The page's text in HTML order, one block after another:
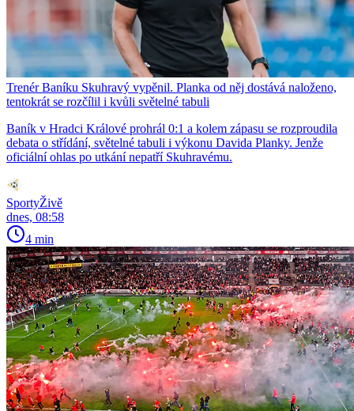
Trenér Baníku Skuhravý vypěnil. Planka od něj dostává naloženo,
tentokrát se rozčílil i kvůli světelné tabuli
Baník v Hradci Králové prohrál 0:1 a kolem zápasu se rozproudila
debata o střídání, světelné tabuli i výkonu Davida Planky. Jenže
oficiální ohlas po utkání nepatří Skuhravému.
SportyŽivě
dnes, 08:58
4 min